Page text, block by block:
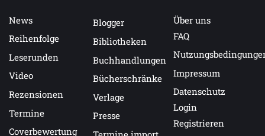
News
Reihenfolge
Leserunden
Video
Rezensionen
Termine
Coverbewertung
Blogger
Bibliotheken
Buchhandlungen
Bücherschränke
Verlage
Presse
Über uns
FAQ
Impressum
Datenschutz
Login
Registrieren